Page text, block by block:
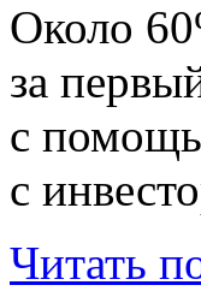
Около
за
с
с
Читать